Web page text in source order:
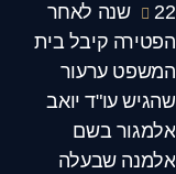
22 שנה לאחר
הפטירה קיבל בית
המשפט ערעור
שהגיש עו"ד יואב
אלמגור בשם
אלמנה שבעלה